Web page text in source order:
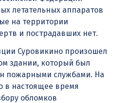
летательных аппаратов
на территории
и пострадавших нет.
Суровикино произошел
здании, который был
пожарными службами. На
в настоящее время
обломков